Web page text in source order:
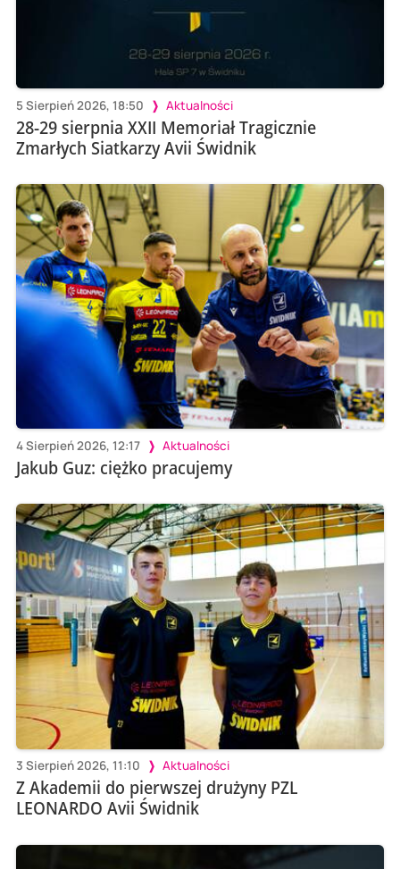
5 Sierpień 2026, 18:50 Aktualności
28-29 sierpnia XXII Memoriał Tragicznie
Zmarłych Siatkarzy Avii Świdnik
4 Sierpień 2026, 12:17 Aktualności
Jakub Guz: ciężko pracujemy
3 Sierpień 2026, 11:10 Aktualności
Z Akademii do pierwszej drużyny PZL
LEONARDO Avii Świdnik